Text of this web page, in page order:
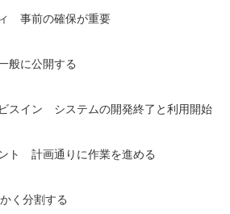
事前の確保が重要
般に公開する
スイン システムの開発終了と利用開始
ト 計画通りに作業を進める
く分割する